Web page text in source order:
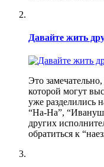
Давайте жить
Это
которой могут
уже разделились
“На-На”,
других
обратиться к